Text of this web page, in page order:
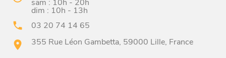
sam : 10h - 20h
dim : 10h - 13h
03 20 74 14 65
355 Rue Léon Gambetta, 59000 Lille, France